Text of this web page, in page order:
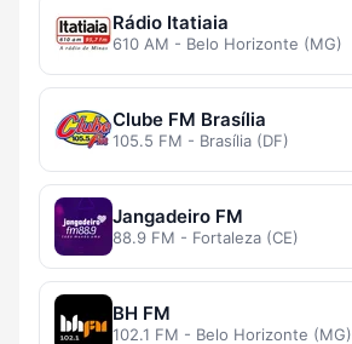
Rádio Itatiaia
610 AM - Belo Horizonte (MG)
Clube FM Brasília
105.5 FM - Brasília (DF)
Jangadeiro FM
88.9 FM - Fortaleza (CE)
BH FM
102.1 FM - Belo Horizonte (MG)